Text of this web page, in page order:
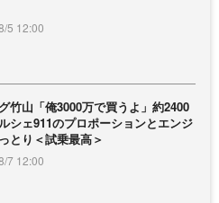
5 12:00
竹山「俺3000万で買うよ」約2400
シェ911のプロポーションとエンジ
とり＜試乗最高＞
7 12:00